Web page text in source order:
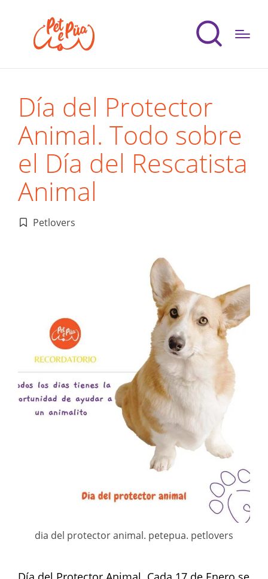
Día del Protector
Animal. Todo sobre
el Día del Rescatista
Animal
Publicado
Petlovers
dia del protector animal. petepua. petlovers